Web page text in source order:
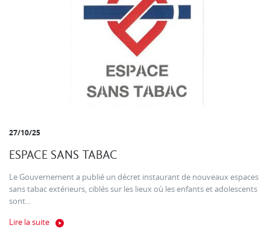
27/10/25
ESPACE SANS TABAC
Le Gouvernement a publié un décret instaurant de nouveaux espaces
sans tabac extérieurs, ciblés sur les lieux où les enfants et adolescents
sont...
Lire la suite